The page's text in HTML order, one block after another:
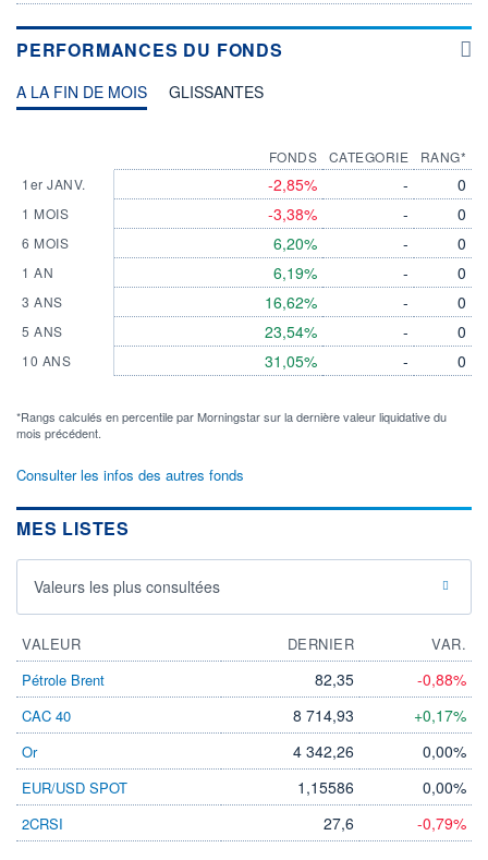
PERFORMANCES DU FONDS
A LA FIN DE MOIS GLISSANTES
1er JANV.
1 MOIS
6 MOIS
1 AN
3 ANS
5 ANS
10 ANS
FONDS
-2,85%
-3,38%
6,20%
6,19%
16,62%
23,54%
31,05%
CATEGORIE
-
-
-
-
-
-
-
RANG*
0
0
0
0
0
0
0
*Rangs calculés en percentile par Morningstar sur la dernière valeur liquidative du
mois précédent.
Consulter les infos des autres fonds
MES LISTES
Valeurs les plus consultées
VALEUR DERNIER
VAR.
Pétrole Brent
82,35 -0,88%
CAC 40 8 714,93 +0,17%
Or 4 342,26 0,00%
EUR/USD SPOT 1,15586 0,00%
2CRSI 27,6 -0,79%